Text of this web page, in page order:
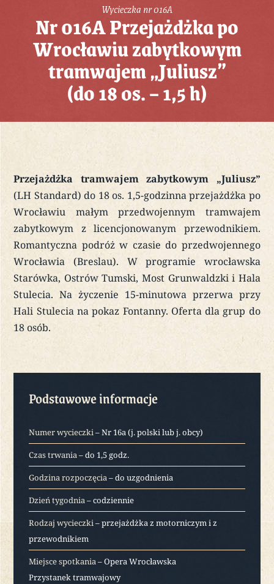
Wycieczka nr 016A
Nr 016A Przejażdżka po
Wrocławiu zabytkowym
tramwajem „Juliusz”
(do 18 os. – 1,5 h)
Przejażdżka tramwajem zabytkowym „Juliusz”
(LH Standard) do 18 os. 1,5-godzinna przejażdżka po
Wrocławiu małym przedwojennym tramwajem
zabytkowym z licencjonowanym przewodnikiem.
Romantyczna podróż w czasie do przedwojennego
Wrocławia (Breslau). W programie wrocławska
Starówka, Ostrów Tumski, Most Grunwaldzki i Hala
Stulecia. Na życzenie 15-minutowa przerwa przy
Hali Stulecia na pokaz Fontanny. Oferta dla grup do
18 osób.
Podstawowe informacje
Numer wycieczki– Nr 16a (j. polski lub j. obcy)
Czas trwania– do 1,5 godz.
Godzina rozpoczęcia– do uzgodnienia
Dzień tygodnia– codziennie
Rodzaj wycieczki– przejażdżka z motorniczym i z
przewodnikiem
Miejsce spotkania– Opera Wrocławska
Przystanek tramwajowy